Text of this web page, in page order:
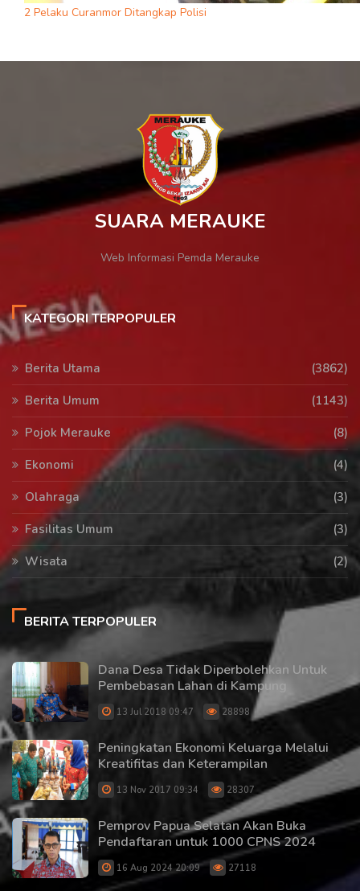
2 Pelaku Curanmor Ditangkap Polisi
SUARA MERAUKE
Web Informasi Pemda Merauke
KATEGORI TERPOPULER
Berita Utama
(3862)
Berita Umum
(1143)
Pojok Merauke
(8)
Ekonomi
(4)
Olahraga
(3)
Fasilitas Umum
(3)
Wisata
(2)
BERITA TERPOPULER
Dana Desa Tidak Diperbolehkan Untuk
Pembebasan Lahan di Kampung
13 Jul 2018 09:47 28898
Peningkatan Ekonomi Keluarga Melalui
Kreatifitas dan Keterampilan
13 Nov 2017 09:34 28307
Pemprov Papua Selatan Akan Buka
Pendaftaran untuk 1000 CPNS 2024
16 Aug 2024 20:09 27118